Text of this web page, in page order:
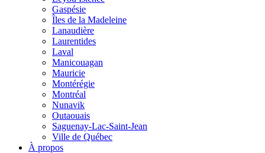
Gaspésie
Îles de la Madeleine
Lanaudière
Laurentides
Laval
Manicouagan
Mauricie
Montérégie
Montréal
Nunavik
Outaouais
Saguenay-Lac-Saint-Jean
Ville de Québec
À propos